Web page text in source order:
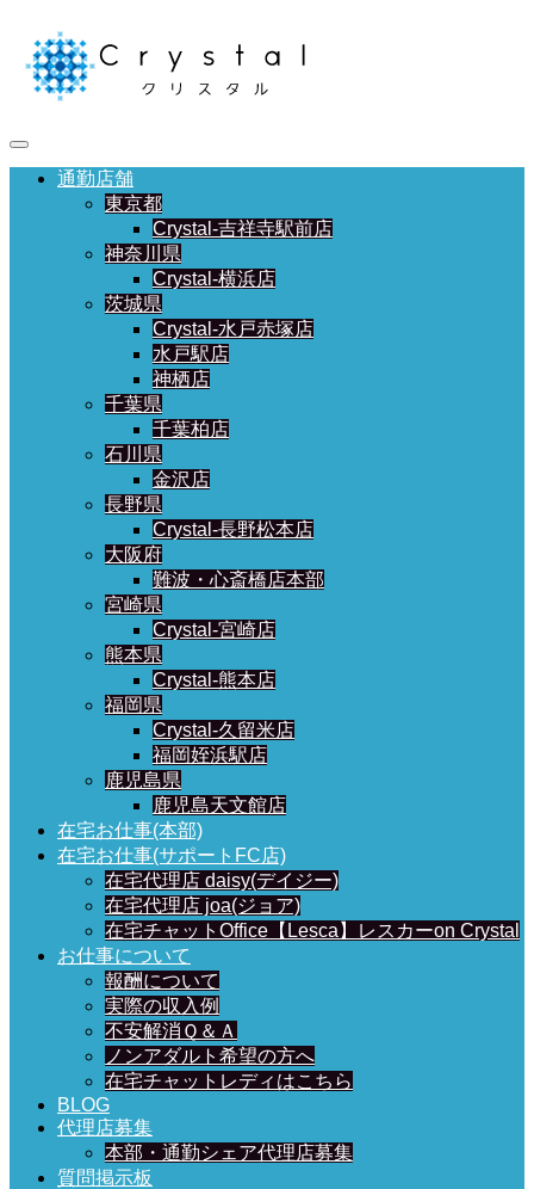
通勤店舗
東京都
Crystal-吉祥寺駅前店
神奈川県
Crystal-横浜店
茨城県
Crystal-水戸赤塚店
水戸駅店
神栖店
千葉県
千葉柏店
石川県
金沢店
長野県
Crystal-長野松本店
大阪府
難波・心斎橋店本部
宮崎県
Crystal-宮崎店
熊本県
Crystal-熊本店
福岡県
Crystal-久留米店
福岡姪浜駅店
鹿児島県
鹿児島天文館店
在宅お仕事(本部)
在宅お仕事(サポートFC店)
在宅代理店 daisy(デイジー)
在宅代理店 joa(ジョア)
在宅チャットOffice【Lesca】レスカーon Crystal
お仕事について
報酬について
実際の収入例
不安解消Ｑ＆Ａ
ノンアダルト希望の方へ
在宅チャットレディはこちら
BLOG
代理店募集
本部・通勤シェア代理店募集
質問掲示板